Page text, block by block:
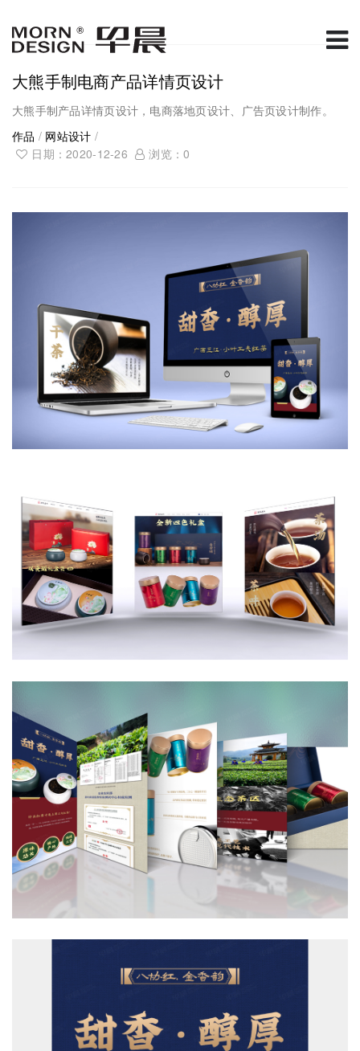
大熊手制电商产品详情页设计
大熊手制产品详情页设计，电商落地页设计、广告页设计制作。
作品 / 网站设计 /
日期：2020-12-26
浏览：0